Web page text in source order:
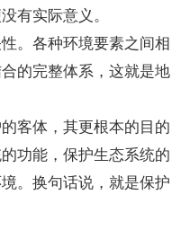
有实际意义。
。各种环境要素之间相
的完整体系，这就是地
客体，其更根本的目的
功能，保护生态系统的
。换句话说，就是保护